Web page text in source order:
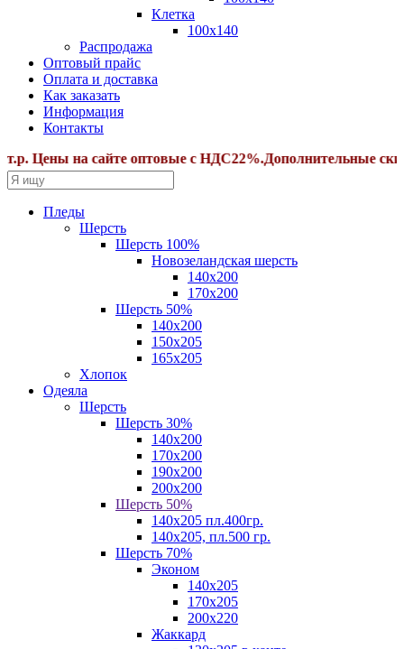
Клетка
100х140
Распродажа
Оптовый прайс
Оплата и доставка
Как заказать
Информация
Контакты
на сайте оптовые с НДС22%.Дополнительные скидки
Пледы
Шерсть
Шерсть 100%
Новозеландская шерсть
140х200
170x200
Шерсть 50%
140x200
150х205
165х205
Хлопок
Одеяла
Шерсть
Шерсть 30%
140х200
170х200
190х200
200х200
Шерсть 50%
140х205 пл.400гр.
140х205, пл.500 гр.
Шерсть 70%
Эконом
140х205
170х205
200х220
Жаккард